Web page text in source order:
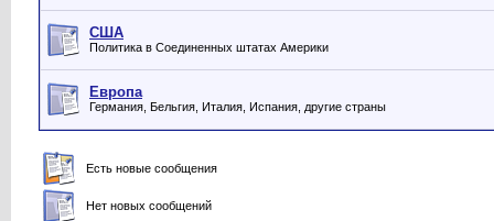
США
Политика в Соединенных штатах Америки
Европа
Германия, Бельгия, Италия, Испания, другие страны
Есть новые сообщения
Нет новых сообщений